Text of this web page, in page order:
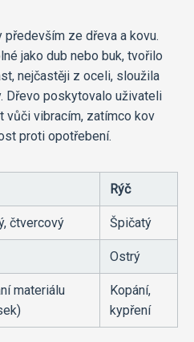
ze dřeva a kovu.
jako dub nebo buk, tvořilo
nejčastěji z oceli, sloužila
Dřevo poskytovalo uživateli
vůči vibracím, zatímco kov
proti opotřebení.
Rýč
čtvercový Špičatý
Ostrý
materiálu
Kopání,
kypření